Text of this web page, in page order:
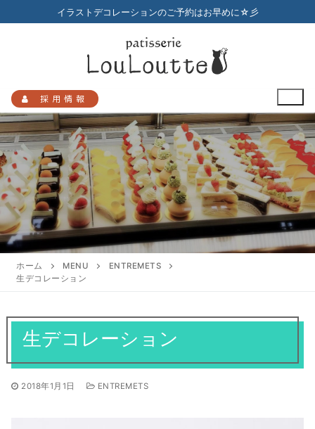
ン
ス
キ
ッ
プ
イラストデコレーションのご予約はお早めに☆彡
採用情報
検
索:
HOME
プチガトー
焼き菓子
アントルメ
季節限定商品
店舗のご案内
アクセスマップ
営業日
全てのお知らせ
採用情報
ギフト
ホーム MENU
ENTREMETS
生デコレーション
生デコレーション
2018年1月1日 ENTREMETS